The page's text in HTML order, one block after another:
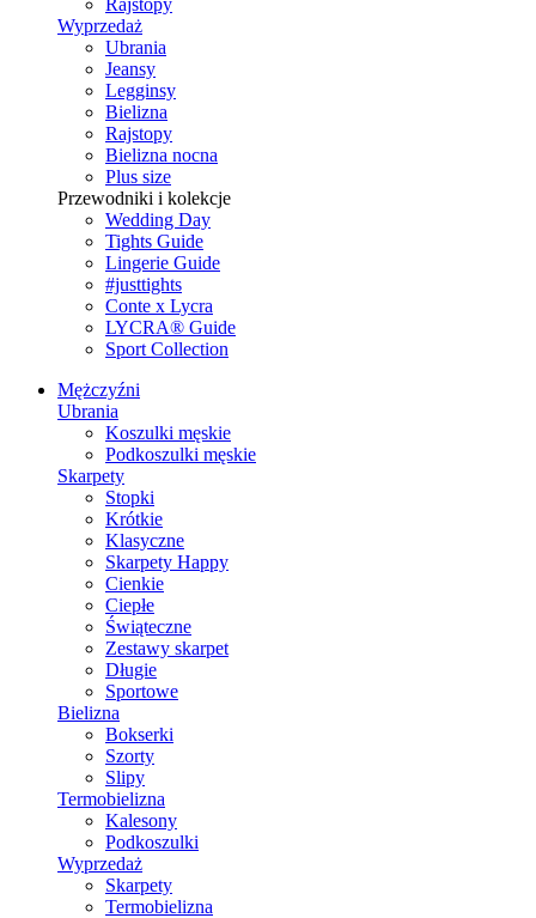
Rajstopy
Wyprzedaż
Ubrania
Jeansy
Legginsy
Bielizna
Rajstopy
Bielizna nocna
Plus size
Przewodniki i kolekcje
Wedding Day
Tights Guide
Lingerie Guide
#justtights
Conte x Lycra
LYCRA® Guide
Sport Сollection
Mężczyźni
Ubrania
Koszulki męskie
Podkoszulki męskie
Skarpety
Stopki
Krótkie
Klasyczne
Skarpety Happy
Cienkie
Ciepłe
Świąteczne
Zestawy skarpet
Długie
Sportowe
Bielizna
Bokserki
Szorty
Slipy
Termobielizna
Kalesony
Podkoszulki
Wyprzedaż
Skarpety
Termobielizna